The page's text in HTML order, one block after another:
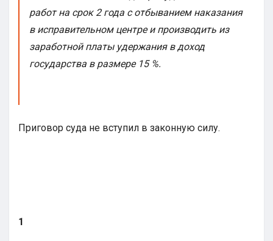
работ на срок 2 года с отбыванием наказания
в исправительном центре и производить из
заработной платы удержания в доход
государства в размере 15 %.
Приговор суда не вступил в законную силу.
1